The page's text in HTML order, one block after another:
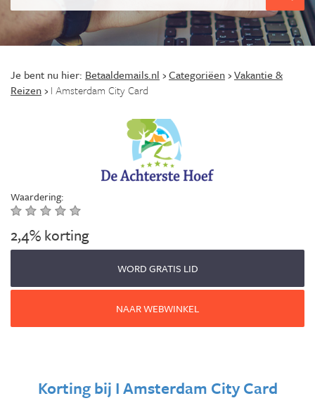
Je bent nu hier: Betaaldemails.nl ›Categoriëen›Vakantie &
Reizen› I Amsterdam City Card
Waardering:
2,4% korting
WORD GRATIS LID
NAAR WEBWINKEL
Korting bij I Amsterdam City Card